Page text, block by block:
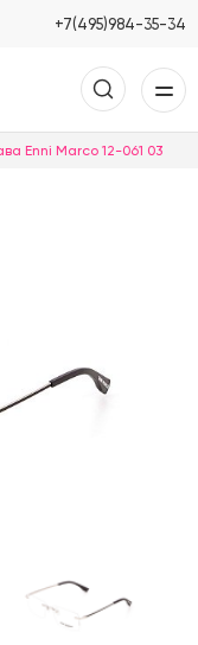
+7(495)984-35-34
Enni Marco 12-061 03